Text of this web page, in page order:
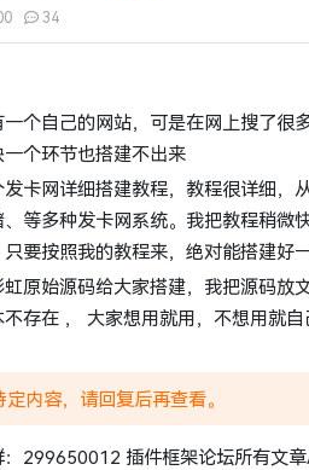
34
个自己的网站，可是在网上搜了很
个环节也搭建不出来
卡网详细搭建教程，教程很详细，
等多种发卡网系统。我把教程稍微
要按照我的教程来，绝对能搭建好
原始源码给大家搭建，我把源码放
存在 ， 大家想用就用，不想用就
内容，请回复后再查看。
：299650012 插件框架论坛所有文